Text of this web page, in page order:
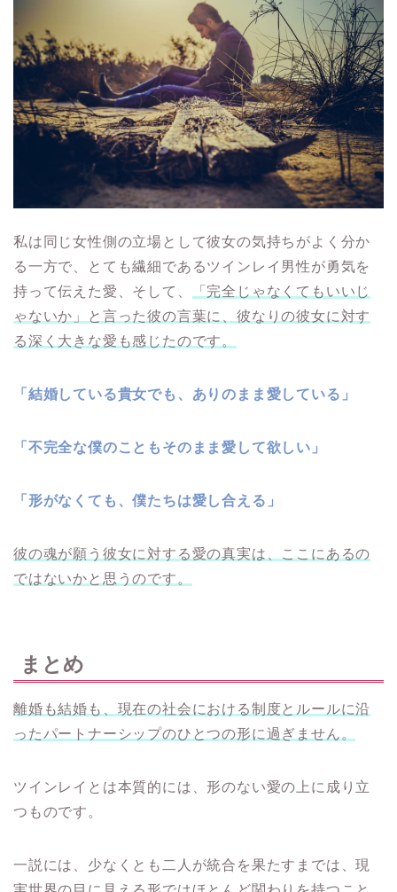
私は同じ女性側の立場として彼女の気持ちがよく分か
る一方で、とても繊細であるツインレイ男性が勇気を
持って伝えた愛、そして、
「完全じゃなくてもいいじ
ゃないか」と言った彼の言葉に、彼なりの彼女に対す
る深く大きな愛も感じたのです。
「結婚している貴女でも、ありのまま愛している」
「不完全な僕のこともそのまま愛して欲しい」
「形がなくても、僕たちは愛し合える」
彼の魂が願う彼女に対する愛の真実は、ここにあるの
ではないかと思うのです。
まとめ
離婚も結婚も、現在の社会における制度とルールに沿
ったパートナーシップのひとつの形に過ぎません。
ツインレイとは本質的には、形のない愛の上に成り立
つものです。
一説には、少なくとも二人が統合を果たすまでは、現